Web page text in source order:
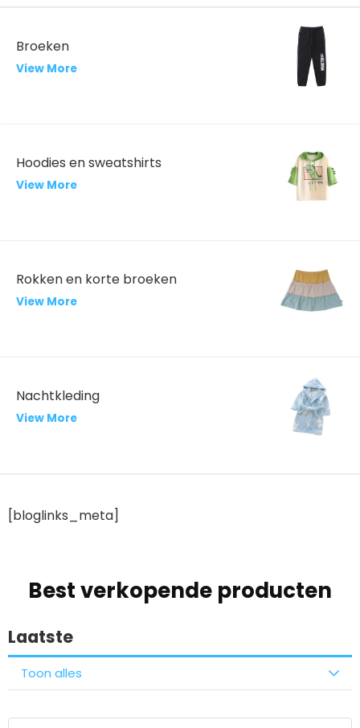
Broeken
View More
Hoodies en sweatshirts
View More
Rokken en korte broeken
View More
Nachtkleding
View More
[bloglinks_meta]
Best verkopende producten
Laatste
Toon alles